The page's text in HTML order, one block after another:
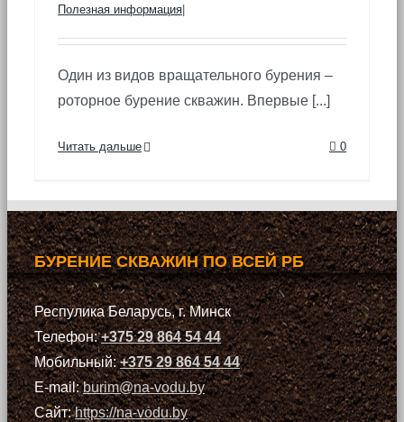
Полезная информация
Один из видов вращательного бурения –
роторное бурение скважин. Впервые [...]
Читать дальше 0
БУРЕНИЕ СКВАЖИН ПО ВСЕЙ РБ
Респулика Беларусь, г. Минск
Телефон:+375 29 864 54 44
Мобильный:+375 29 864 54 44
E-mail:burim@na-vodu.by
Сайт:https://na-vodu.by